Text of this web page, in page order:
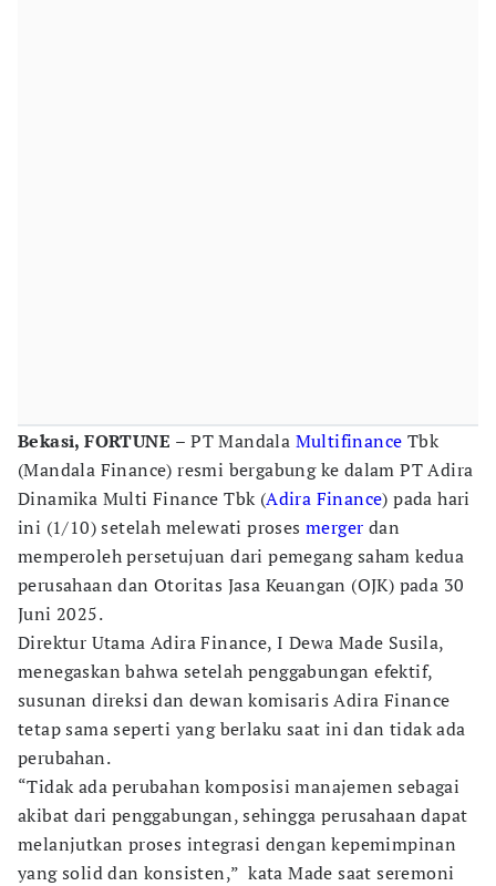
Bekasi, FORTUNE – PT Mandala Multifinance Tbk
(Mandala Finance) resmi bergabung ke dalam PT Adira
Dinamika Multi Finance Tbk (Adira Finance) pada hari
ini (1/10) setelah melewati proses merger dan
memperoleh persetujuan dari pemegang saham kedua
perusahaan dan Otoritas Jasa Keuangan (OJK) pada 30
Juni 2025.
Direktur Utama Adira Finance, I Dewa Made Susila,
menegaskan bahwa setelah penggabungan efektif,
susunan direksi dan dewan komisaris Adira Finance
tetap sama seperti yang berlaku saat ini dan tidak ada
perubahan.
“Tidak ada perubahan komposisi manajemen sebagai
akibat dari penggabungan, sehingga perusahaan dapat
melanjutkan proses integrasi dengan kepemimpinan
yang solid dan konsisten,” kata Made saat seremoni